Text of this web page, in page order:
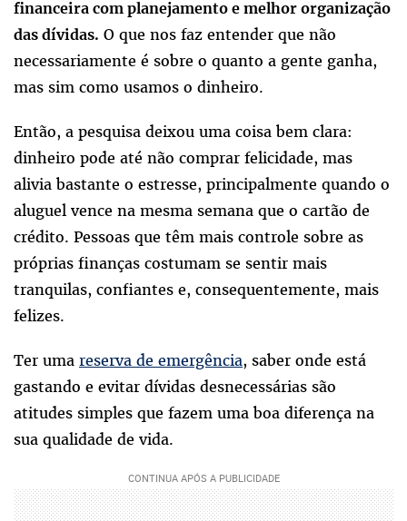
financeira com planejamento e melhor organização
das dívidas. O que nos faz entender que não
necessariamente é sobre o quanto a gente ganha,
mas sim como usamos o dinheiro.
Então, a pesquisa deixou uma coisa bem clara:
dinheiro pode até não comprar felicidade, mas
alivia bastante o estresse, principalmente quando o
aluguel vence na mesma semana que o cartão de
crédito. Pessoas que têm mais controle sobre as
próprias finanças costumam se sentir mais
tranquilas, confiantes e, consequentemente, mais
felizes.
Ter uma reserva de emergência, saber onde está
gastando e evitar dívidas desnecessárias são
atitudes simples que fazem uma boa diferença na
sua qualidade de vida.